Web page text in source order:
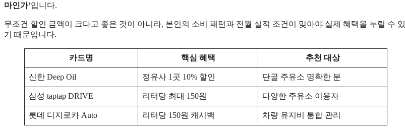
마인가’입니다.
무조건 할인 금액이 크다고 좋은 것이 아니라, 본인의 소비 패턴과 전월 실적 조건이 맞아야 실제 혜택을 누릴 수 있
기 때문입니다.
카드명 핵심 혜택 추천 대상
신한 Deep Oil 정유사 1곳 10% 할인 단골 주유소 명확한 분
삼성 taptap DRIVE 리터당 최대 150원 다양한 주유소 이용자
롯데 디지로카 Auto 리터당 150원 캐시백 차량 유지비 통합 관리